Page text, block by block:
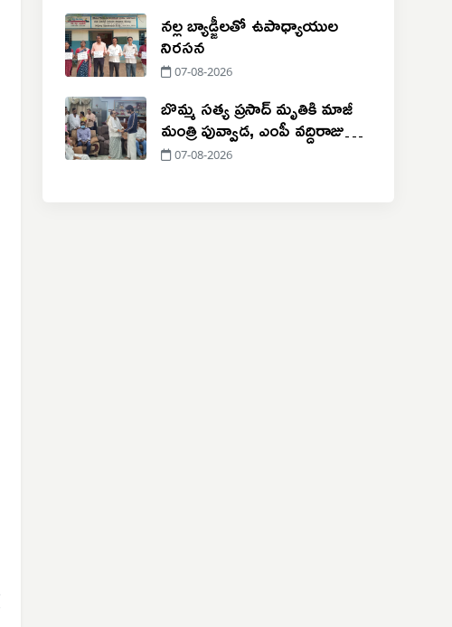
నల్ల బ్యాడ్జీలతో ఉపాధ్యాయుల
నిరసన
07-08-2026
బొమ్మ సత్య ప్రసాద్ మృతికి మాజీ
మంత్రి పువ్వాడ, ఎంపీ వద్దిరాజు
సంతాపం
07-08-2026